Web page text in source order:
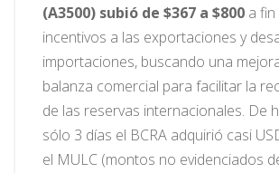
(A3500) subió de $367 a $800 a
incentivos a las exportaciones y
importaciones, buscando una
balanza comercial para facilitar la
de las reservas internacionales. De
sólo 3 días el BCRA adquirió casi
el MULC (montos no evidenciados